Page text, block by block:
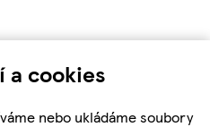
a cookies
nebo ukládáme soubory